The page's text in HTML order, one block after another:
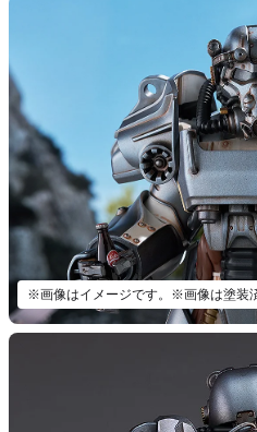
※画像はイメージです。※画像は塗装